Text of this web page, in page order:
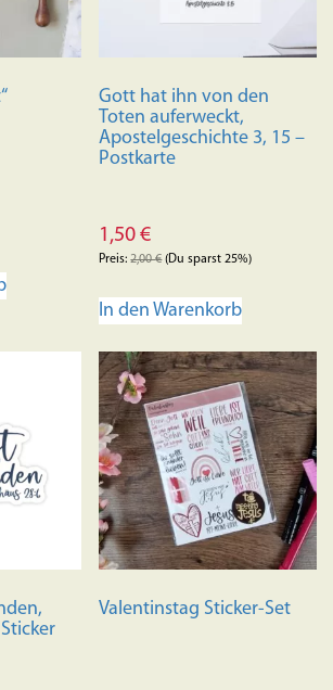
Gott hat ihn von den
Toten auferweckt,
Apostelgeschichte 3, 15 –
Postkarte
1,50€
Preis:2,00€(Du sparst 25%)
In den Warenkorb
Valentinstag Sticker-Set